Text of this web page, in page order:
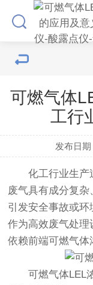
可燃气体
工行
发布日
化工行业生产
废气具有成分复
引发安全事故或环
作为高效废气处
依赖前端可燃气体
可燃气体LEL